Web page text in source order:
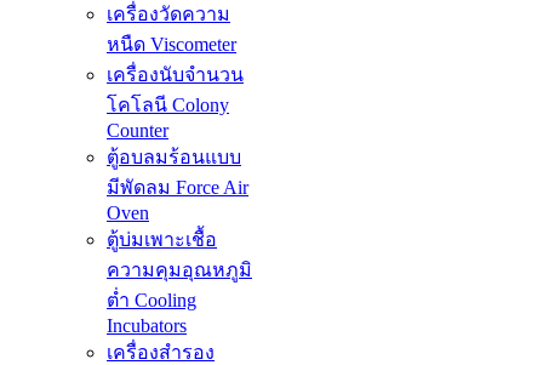
เครื่องวัดความ
หนืด Viscometer
เครื่องนับจำนวน
โคโลนี Colony
Counter
ตู้อบลมร้อนแบบ
มีพัดลม Force Air
Oven
ตู้บ่มเพาะเชื้อ
ความคุมอุณหภูมิ
ต่ำ Cooling
Incubators
เครื่องสำรอง